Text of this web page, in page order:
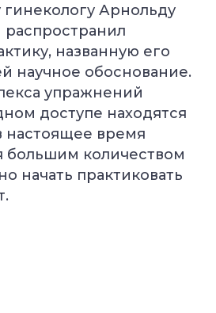
Арнольду
названную его
научное обоснование.
упражнений
доступе находятся
настоящее время
большим количеством
начать практиковать